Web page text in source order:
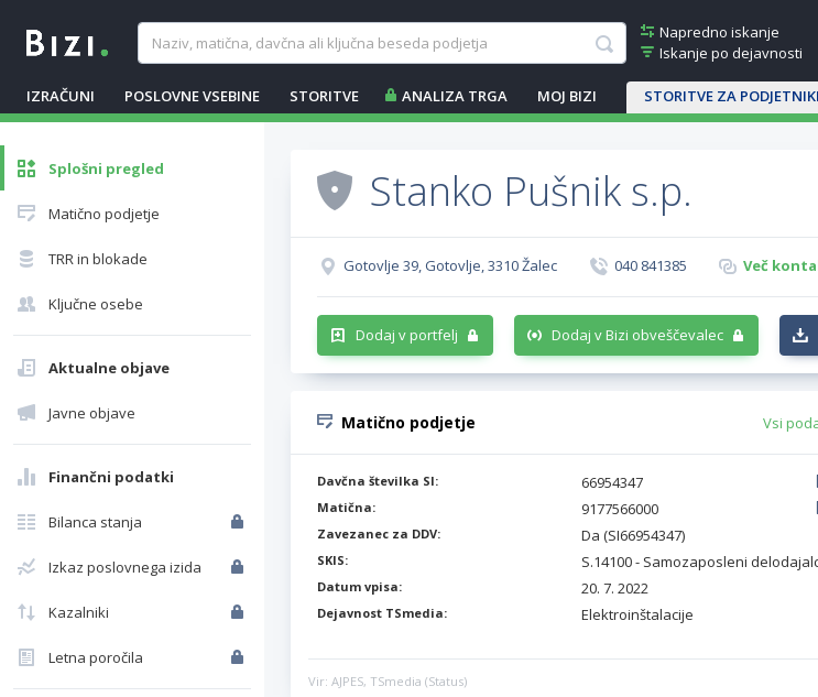
Napredno iskanje
Iskanje po dejavnosti
IZRAČUNI POSLOVNE VSEBINE STORITVE ANALIZA TRGA MOJ BIZI STORITVE ZA
Splošni pregled
Matično podjetje
TRR in blokade
Ključne osebe
Aktualne objave
Javne objave
Finančni podatki
Bilanca stanja
Izkaz poslovnega izida
Kazalniki
Letna poročila
Stanko Pušnik s.p.
Gotovlje 39, Gotovlje, 3310 Žalec 040 841385 Več
Dodaj v portfelj Dodaj v Bizi obveščevalec
Matično podjetje Vsi
Davčna številka SI: 66954347
Matična: 9177566000
Zavezanec za DDV: Da (SI66954347)
SKIS: S.14100 - Samozaposleni
Datum vpisa: 20. 7. 2022
Dejavnost TSmedia: Elektroinštalacije
Vir: AJPES, TSmedia (Status)